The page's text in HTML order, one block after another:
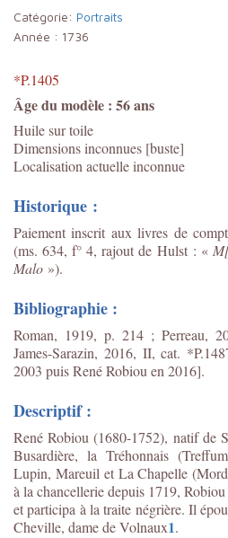
Catégorie: Portraits
Année : 1736
*P.1405
Âge du modèle : 56 ans
Huile sur toile
Dimensions inconnues [buste]
Localisation actuelle inconnue
Historique :
Paiement inscrit aux livres de
(ms. 634, f° 4, rajout de Hulst : «
Malo »).
Bibliographie :
Roman, 1919, p. 214 ; Perreau,
James-Sarazin, 2016, II, cat.
2003 puis René Robiou en 2016].
Descriptif :
René Robiou (1680-1752), natif de
Busardière, la Tréhonnais
Lupin, Mareuil et La Chapelle
à la chancellerie depuis 1719,
et participa à la traite négrière. Il
Cheville, dame de Volnaux1.